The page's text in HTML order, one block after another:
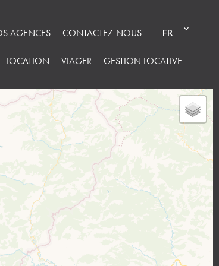
AGENCES CONTACTEZ-NOUS FR
LOCATION VIAGER GESTION LOCATIVE